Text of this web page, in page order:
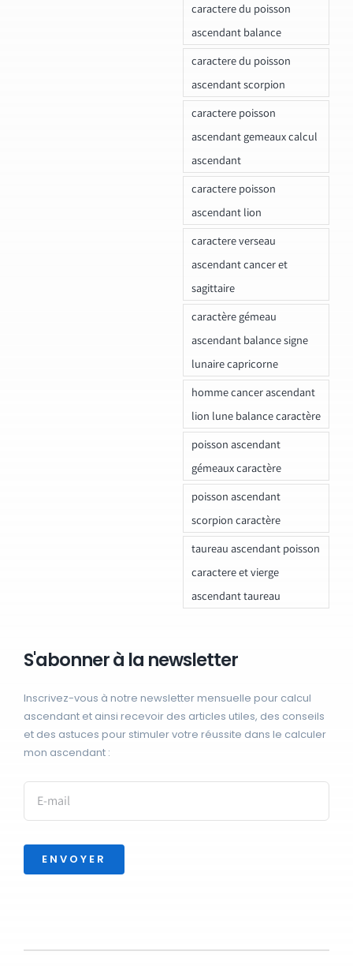
caractere du poisson
ascendant balance
caractere du poisson
ascendant scorpion
caractere poisson
ascendant gemeaux calcul
ascendant
caractere poisson
ascendant lion
caractere verseau
ascendant cancer et
sagittaire
caractère gémeau
ascendant balance signe
lunaire capricorne
homme cancer ascendant
lion lune balance caractère
poisson ascendant
gémeaux caractère
poisson ascendant
scorpion caractère
taureau ascendant poisson
caractere et vierge
ascendant taureau
S'abonner à la newsletter
Inscrivez-vous à notre newsletter mensuelle pour calcul
ascendant et ainsi recevoir des articles utiles, des conseils
et des astuces pour stimuler votre réussite dans le calculer
mon ascendant :
ENVOYER